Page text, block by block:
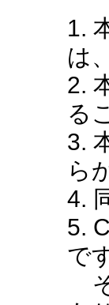
1.
は
2.
る
3.
ら
4.
5.
で